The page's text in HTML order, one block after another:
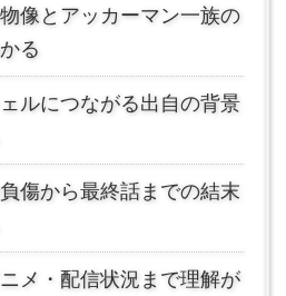
像とアッカーマン一族の
る
ルにつながる出自の背景
傷から最終話までの結末
メ・配信状況まで理解が